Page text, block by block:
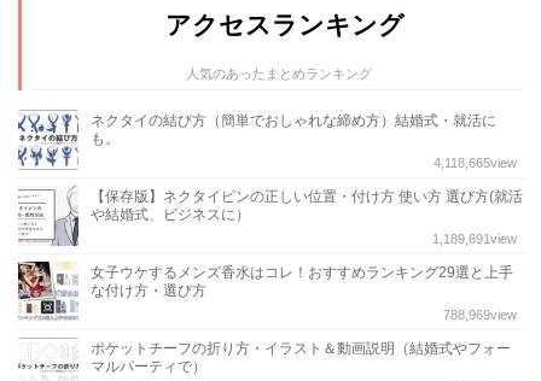
アクセスランキング
人気のあったまとめランキング
ネクタイの結び方（簡単でおしゃれな締め方）結婚式・就活に
も。
4,118,665view
【保存版】ネクタイピンの正しい位置・付け方 使い方 選び方(就活
や結婚式、ビジネスに）
1,189,691view
女子ウケするメンズ香水はコレ！おすすめランキング29選と上手
な付け方・選び方
788,969view
ポケットチーフの折り方・イラスト＆動画説明（結婚式やフォー
マルパーティで）